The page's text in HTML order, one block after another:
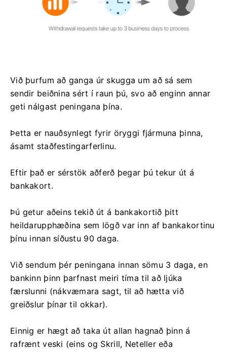
Við þurfum að ganga úr skugga um að sá sem
sendir beiðnina sért í raun þú, svo að enginn annar
geti nálgast peningana þína.
Þetta er nauðsynlegt fyrir öryggi fjármuna þinna,
ásamt staðfestingarferlinu.
Eftir það er sérstök aðferð þegar þú tekur út á
bankakort.
Þú getur aðeins tekið út á bankakortið þitt
heildarupphæðina sem lögð var inn af bankakortinu
þínu innan síðustu 90 daga.
Við sendum þér peningana innan sömu 3 daga, en
bankinn þinn þarfnast meiri tíma til að ljúka
færslunni (nákvæmara sagt, til að hætta við
greiðslur þínar til okkar).
Einnig er hægt að taka út allan hagnað þinn á
rafrænt veski (eins og Skrill, Neteller eða